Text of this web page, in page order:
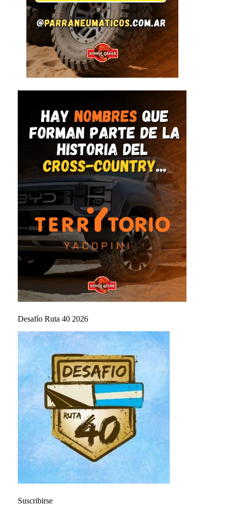
Desafío Ruta 40 2026
Suscribirse